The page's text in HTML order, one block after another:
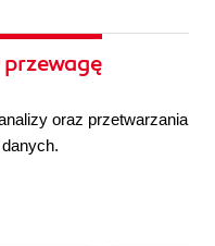
oraz przetwarzania